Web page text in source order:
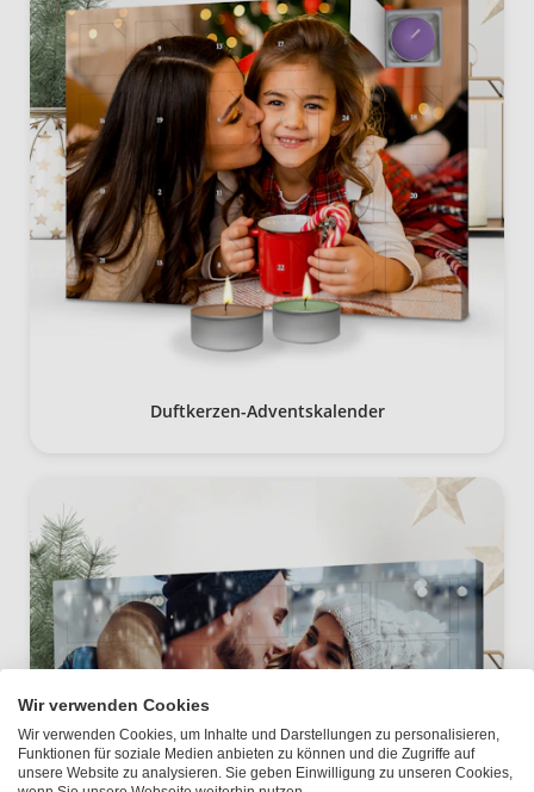
Duftkerzen-Adventskalender
Wir verwenden Cookies
Wir verwenden Cookies, um Inhalte und Darstellungen zu personalisieren,
Funktionen für soziale Medien anbieten zu können und die Zugriffe auf
unsere Website zu analysieren. Sie geben Einwilligung zu unseren Cookies,